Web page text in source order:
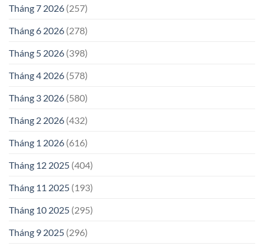
Tháng 7 2026 (257)
Tháng 6 2026 (278)
Tháng 5 2026 (398)
Tháng 4 2026 (578)
Tháng 3 2026 (580)
Tháng 2 2026 (432)
Tháng 1 2026 (616)
Tháng 12 2025 (404)
Tháng 11 2025 (193)
Tháng 10 2025 (295)
Tháng 9 2025 (296)